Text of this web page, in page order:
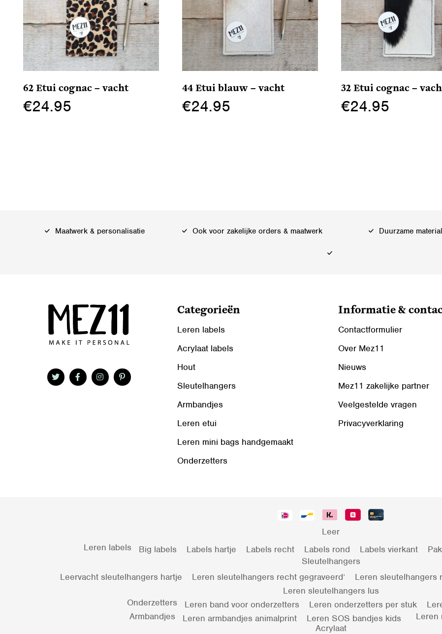
62 Etui cognac – vacht
€24.95
44 Etui blauw – vacht
€24.95
32 Etui cognac –
€24.95
Maatwerk & personalisatie Ook voor zakelijke orders & maatwerk Duurzame
Categorieën
Leren labels
Acrylaat labels
Hout
Sleutelhangers
Armbandjes
Leren etui
Leren mini bags handgemaakt
Onderzetters
Informatie &
Contactformulier
Over Mez11
Nieuws
Mez11 zakelijke partner
Veelgestelde vragen
Privacyverklaring
Leer
Leren labels
Big labels Labels hartje Labels recht Labels rond Labels vierkant
Sleutelhangers
Leervacht sleutelhangers hartje
Leren sleutelhangers recht gegraveerd’ Leren sleutelhangers
Leren sleutelhangers lus
Onderzetters
Leren band voor onderzetters Leren onderzetters per stuk
Armbandjes
Leren armbandjes animalprint Leren SOS bandjes kids
Leren
Acrylaat